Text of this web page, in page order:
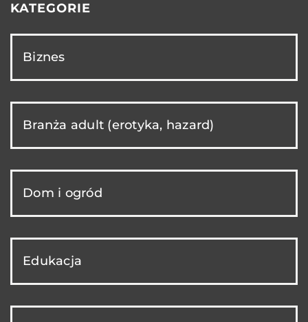
KATEGORIE
Biznes
Branża adult (erotyka, hazard)
Dom i ogród
Edukacja